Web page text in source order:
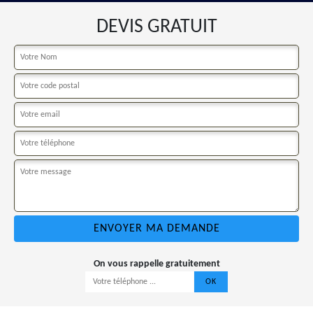
DEVIS GRATUIT
On vous rappelle gratuitement